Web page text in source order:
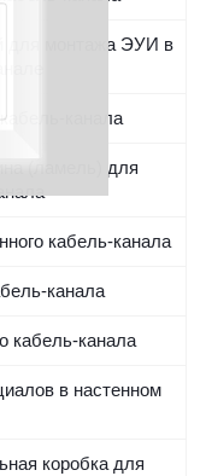
для монтажа ЭУИ в
канала
(ламель) для
кабель-канала
канала
кабель-канала
в настенном
коробка для